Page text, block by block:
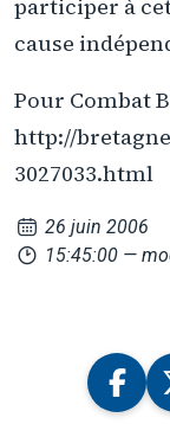
participer à
cause
Pour Combat
http://
3027033.html
26 juin 2006
15:45:00 —